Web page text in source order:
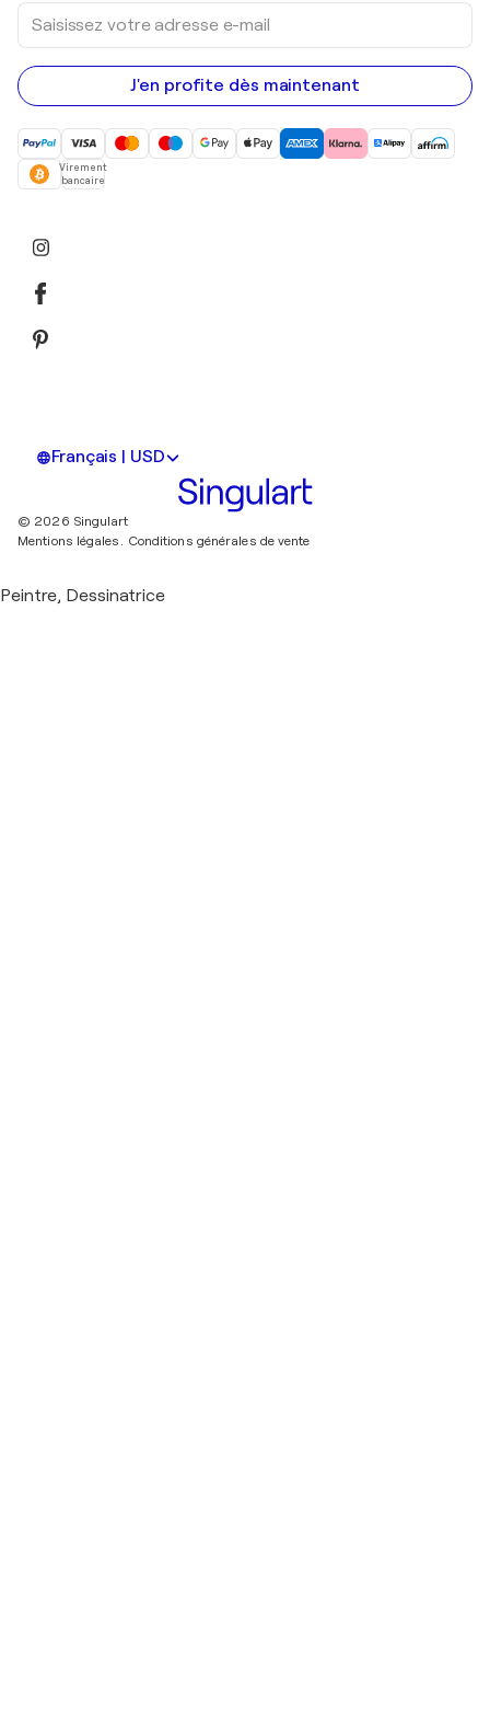
Saisissez
votre
adresse
e-
mail
J'en profite dès maintenant
Virement
bancaire
Français | USD
© 2026 Singulart
Mentions légales. Conditions générales de vente
Peintre, Dessinatrice